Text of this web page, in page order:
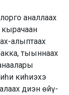
аналлаах
кырачаан
алыптаах
тыыннаах
киһиэхэ
диэн өйү-